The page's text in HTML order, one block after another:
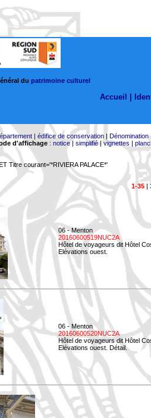
du patrimoine culturel
Accueil |
| édifice de conservation| Dénomination
d'affichage: notice| simplifié|vignettes |
Titre courant='*RIVIERA PALACE*'
1-35|
06 - Menton
20160600519NUC2A
Hôtel de voyageurs dit Hôtel
Elévations ouest.
06 - Menton
20160600520NUC2A
Hôtel de voyageurs dit Hôtel
Elévations ouest. Détail.